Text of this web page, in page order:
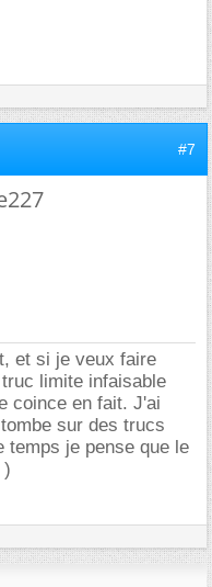
#7
et si je veux faire
limite infaisable
coince en fait. J'ai
sur des trucs
temps je pense que le
)